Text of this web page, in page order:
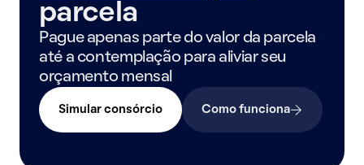
parcela
Pague apenas parte do valor da parcela
até a contemplação para aliviar seu
orçamento mensal
Simular consórcio Como funciona